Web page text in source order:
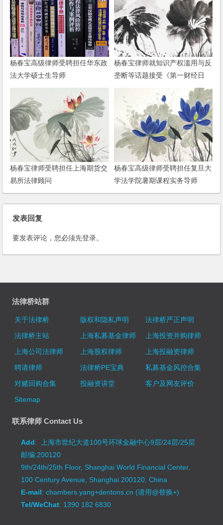
杨春宝高级律师受聘担任华东政
法大学硕士生导师
杨春宝律师就知识产权滥用与反
垄断等话题接受《第一财经日
杨春宝律师受聘担任上海期货交
易所法律顾问
杨春宝高级律师受聘担任复旦大
学法学院暑期课程实务导师
发表回复
要发表评论，您必须先登录。
法律桥站群
关于法律桥 版权和隐私声明
法律桥严正声明
法律桥主站
上海私募基金律师
上海投资并购律师
上海公司法律师
上海股权律师
上海投融资律师
聘请律师
法律桥PE宝典
私募基金风控合集
对赌回购合集
投融资讲堂
客户及网友评价
Sitemap
联系律师 Contact Us
Add: 上海市世纪大道100号环球金融中心9层/24层/25层
邮编:200120
9th/24th/25th Floor, Shanghai World Financial Center,
100 Century Avenue, Shanghai 200120, China
E-mail: chambers.yang+dentons.cn (请用@替换+)
Tel/WeChat: 1390 182 6830